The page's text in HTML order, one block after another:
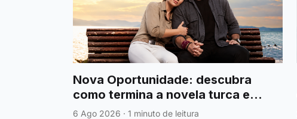
Nova Oportunidade: descubra
como termina a novela turca e
quem fica junto no emocionante
6 Ago 2026 · 1 minuto de leitura